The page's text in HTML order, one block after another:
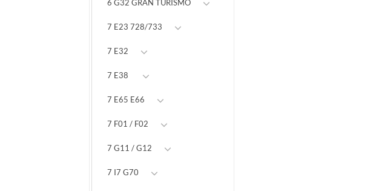
6 G32 GRAN TURISMO
7 E23 728/733
7 E32
7 E38
7 E65 E66
7 F01 / F02
7 G11 / G12
7 I7 G70